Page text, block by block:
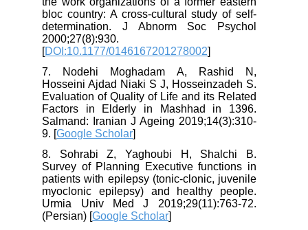
bloc country: A cross-cultural study of self-
determination. J Abnorm Soc Psychol
2000;27(8):930.
[DOI:10.1177/0146167201278002
7. Nodehi Moghadam A, Rashid N,
Hosseini Ajdad Niaki S J, Hosseinzadeh S.
Evaluation of Quality of Life and its Related
Factors in Elderly in Mashhad in 1396.
Salmand: Iranian J Ageing 2019;14(3):310-
9. [Google Scholar
8. Sohrabi Z, Yaghoubi H, Shalchi B.
Survey of Planning Executive functions in
patients with epilepsy (tonic-clonic, juvenile
myoclonic epilepsy) and healthy people.
Urmia Univ Med J 2019;29(11):763-72.
(Persian) [Google Scholar